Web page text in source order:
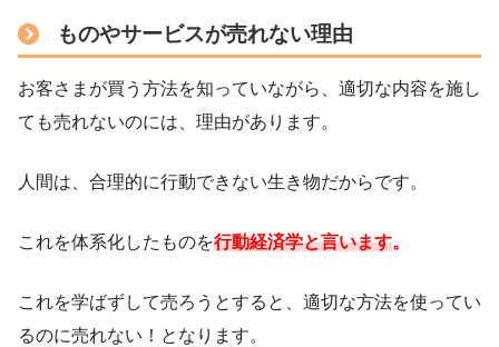
ものやサービスが売れない理由
お客さまが買う方法を知っていながら、適切な内容を施し
ても売れないのには、理由があります。
人間は、合理的に行動できない生き物だからです。
これを体系化したものを行動経済学と言います。
これを学ばずして売ろうとすると、適切な方法を使ってい
るのに売れない！となります。